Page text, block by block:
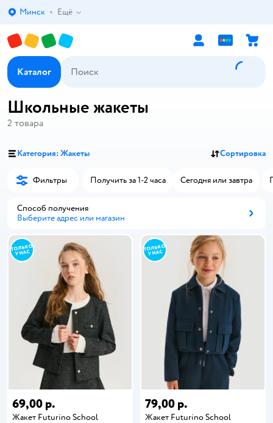
Выбор адреса доставки.
Минск Ещё
Каталог
Школьные жакеты
2 товара
Категория: Жакеты Сортировка
Фильтры Получить за 1-2 часа Сегодня или завтра
Способ получения
Выберите адрес или магазин
69,00 р.
Жакет Futurino School
79,00 р.
Жакет Futurino School